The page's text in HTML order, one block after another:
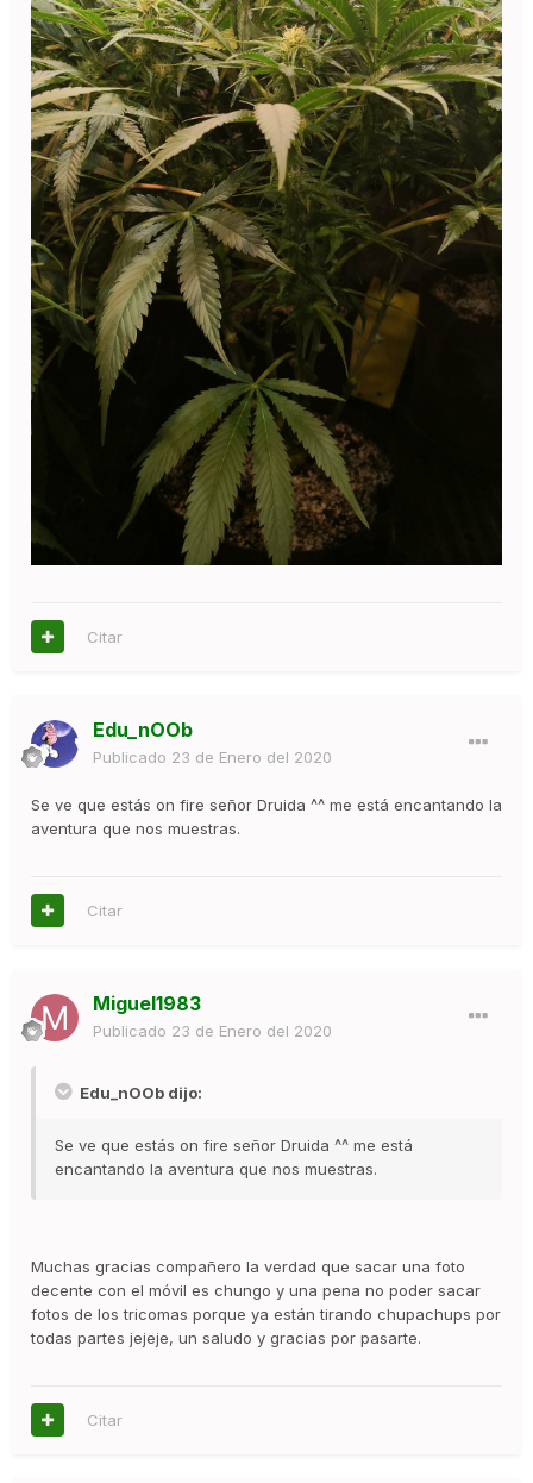
Citar
Edu_nOOb
Publicado 23 de Enero del 2020
Se ve que estás on fire señor Druida ^^ me está encantando la
aventura que nos muestras.
Citar
Miguel1983
Publicado 23 de Enero del 2020
Edu_nOOb dijo:
Se ve que estás on fire señor Druida ^^ me está
encantando la aventura que nos muestras.
Muchas gracias compañero la verdad que sacar una foto
decente con el móvil es chungo y una pena no poder sacar
fotos de los tricomas porque ya están tirando chupachups por
todas partes jejeje, un saludo y gracias por pasarte.
Citar